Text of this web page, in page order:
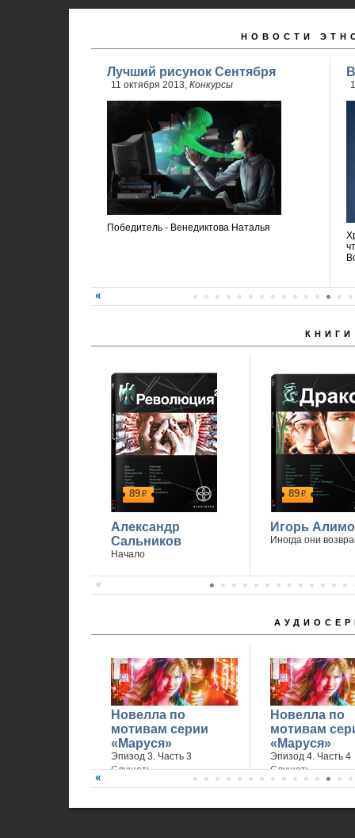
НОВОСТИ
Лучший рисунок Сентября
11 октября 2013, Конкурсы
Победитель - Венедиктова Наталья
КНИГИ
89р
Александр
Сальников
Начало
89р
Игорь
Иногда они
Новелла по
мотивам серии
«Маруся»
Эпизод 3. Часть 3
Слушать
Новелла по
мотивам
«Маруся»
Эпизод 4. Часть 4
Слушать